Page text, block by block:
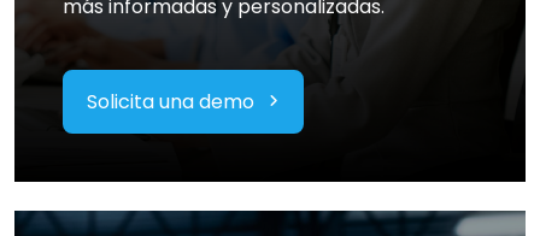
más informadas y personalizadas.
Solicita una demo